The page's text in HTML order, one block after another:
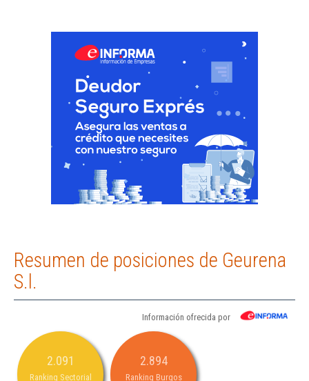
Resumen de posiciones de Geurena
S.l.
Información ofrecida por
2.091
Ranking Sectorial
2.894
Ranking Burgos